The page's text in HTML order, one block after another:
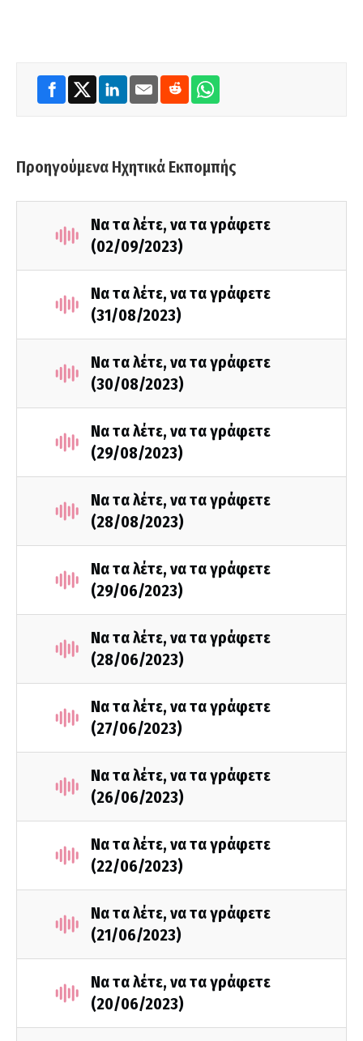
Προηγούμενα Ηχητικά Εκπομπής
Να τα λέτε, να τα γράφετε
(02/09/2023)
Να τα λέτε, να τα γράφετε
(31/08/2023)
Να τα λέτε, να τα γράφετε
(30/08/2023)
Να τα λέτε, να τα γράφετε
(29/08/2023)
Να τα λέτε, να τα γράφετε
(28/08/2023)
Να τα λέτε, να τα γράφετε
(29/06/2023)
Να τα λέτε, να τα γράφετε
(28/06/2023)
Να τα λέτε, να τα γράφετε
(27/06/2023)
Να τα λέτε, να τα γράφετε
(26/06/2023)
Να τα λέτε, να τα γράφετε
(22/06/2023)
Να τα λέτε, να τα γράφετε
(21/06/2023)
Να τα λέτε, να τα γράφετε
(20/06/2023)